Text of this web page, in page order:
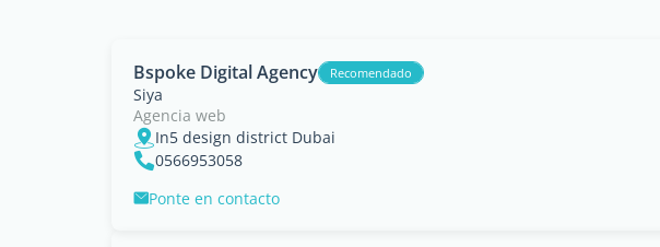
Bspoke Digital Agency Recomendado
Siya
Agencia web
In5 design district Dubai
0566953058
Ponte en contacto